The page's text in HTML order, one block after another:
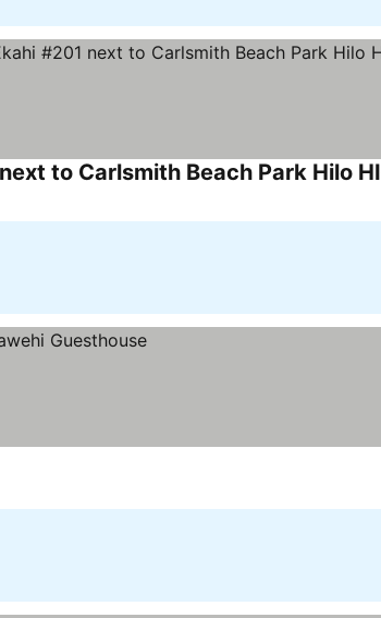
to Carlsmith Beach Park Hilo HI